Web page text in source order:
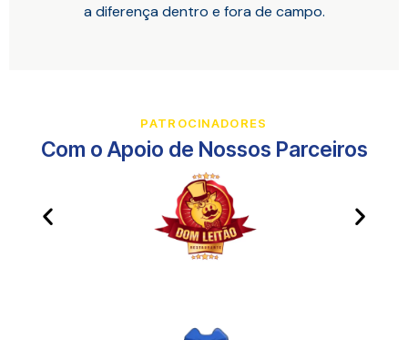
a diferença dentro e fora de campo.
PATROCINADORES
Com o Apoio de Nossos Parceiros​